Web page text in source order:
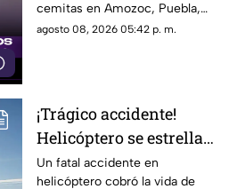
cemitas en Amozoc, Puebla,
cuando presuntamente un
agosto 08, 2026 05:42 p. m.
¡Trágico accidente!
Helicóptero se estrella
en zona boscosa y
Un fatal accidente en
helicóptero cobró la vida de